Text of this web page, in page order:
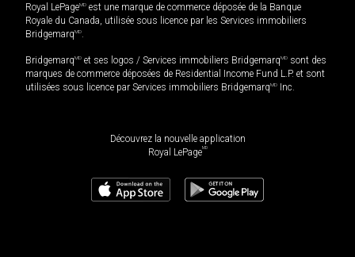
Royal LePageMD est une marque de commerce déposée de la Banque
Royale du Canada, utilisée sous licence par les Services immobiliers
BridgemarqMD.
BridgemarqMD et ses logos / Services immobiliers BridgemarqMD sont des
marques de commerce déposées de Residential Income Fund L.P. et sont
utilisées sous licence par Services immobiliers BridgemarqMD Inc.
Découvrez la nouvelle application
Royal LePageMD